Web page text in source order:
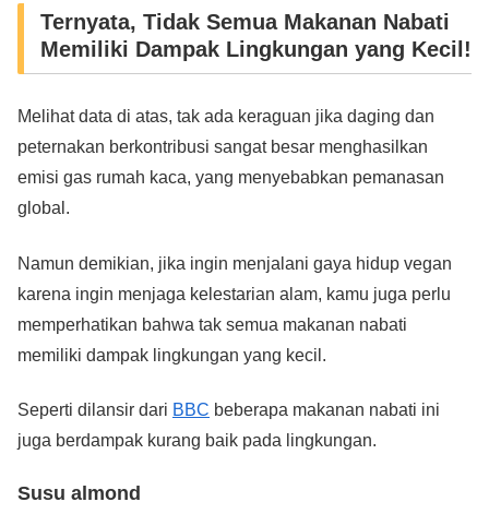
Ternyata, Tidak Semua Makanan Nabati
Memiliki Dampak Lingkungan yang Kecil!
Melihat data di atas, tak ada keraguan jika daging dan
peternakan berkontribusi sangat besar menghasilkan
emisi gas rumah kaca, yang menyebabkan pemanasan
global.
Namun demikian, jika ingin menjalani gaya hidup vegan
karena ingin menjaga kelestarian alam, kamu juga perlu
memperhatikan bahwa tak semua makanan nabati
memiliki dampak lingkungan yang kecil.
Seperti dilansir dari BBC beberapa makanan nabati ini
juga berdampak kurang baik pada lingkungan.
Susu almond